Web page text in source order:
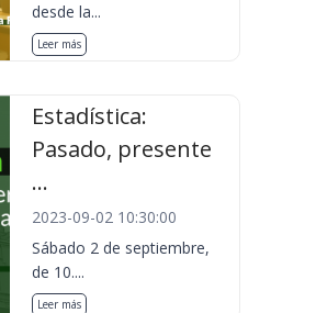
desde la...
Leer más
Estadística:
Pasado, presente
...
2023-09-02 10:30:00
Sábado 2 de septiembre,
de 10....
Leer más